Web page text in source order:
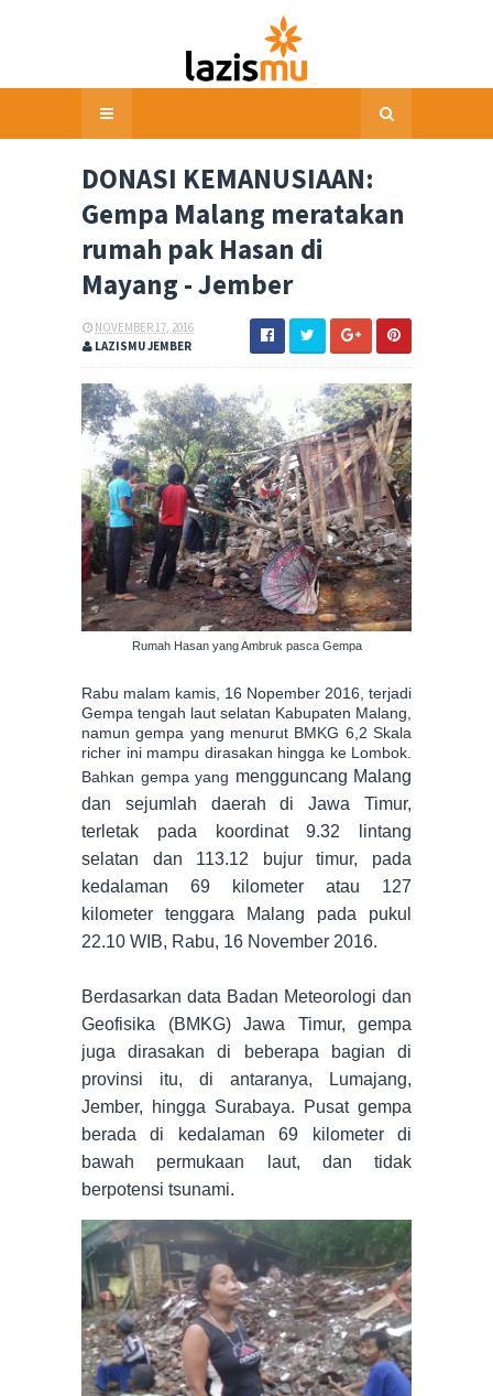
DONASI KEMANUSIAAN:
Gempa Malang meratakan
rumah pak Hasan di
Mayang - Jember
NOVEMBER 17, 2016
LAZISMU JEMBER
Rumah Hasan yang Ambruk pasca Gempa
Rabu malam kamis, 16 Nopember 2016, terjadi
Gempa tengah laut selatan Kabupaten Malang,
namun gempa yang menurut BMKG 6,2 Skala
richer ini mampu dirasakan hingga ke Lombok.
Bahkan gempa yang mengguncang Malang
dan sejumlah daerah di Jawa Timur,
terletak pada koordinat 9.32 lintang
selatan dan 113.12 bujur timur, pada
kedalaman 69 kilometer atau 127
kilometer tenggara Malang pada pukul
22.10 WIB, Rabu, 16 November 2016.
Berdasarkan data Badan Meteorologi dan
Geofisika (BMKG) Jawa Timur, gempa
juga dirasakan di beberapa bagian di
provinsi itu, di antaranya, Lumajang,
Jember, hingga Surabaya. Pusat gempa
berada di kedalaman 69 kilometer di
bawah permukaan laut, dan tidak
berpotensi tsunami.